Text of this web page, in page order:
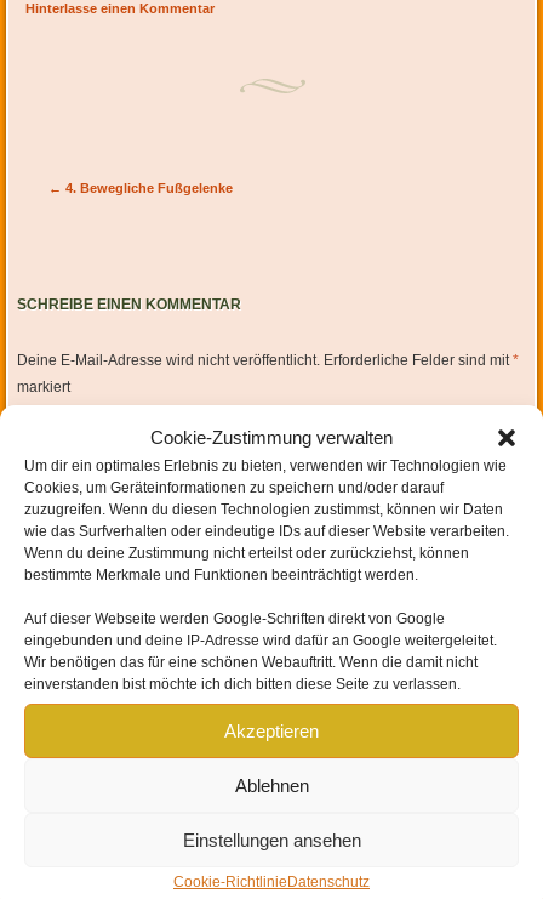
Cookie-Zustimmung verwalten
Um dir ein optimales Erlebnis zu bieten, verwenden wir Technologien wie
Cookies, um Geräteinformationen zu speichern und/oder darauf
zuzugreifen. Wenn du diesen Technologien zustimmst, können wir Daten
wie das Surfverhalten oder eindeutige IDs auf dieser Website verarbeiten.
Wenn du deine Zustimmung nicht erteilst oder zurückziehst, können
bestimmte Merkmale und Funktionen beeinträchtigt werden.
Auf dieser Webseite werden Google-Schriften direkt von Google
eingebunden und deine IP-Adresse wird dafür an Google weitergeleitet.
Wir benötigen das für eine schönen Webauftritt. Wenn die damit nicht
einverstanden bist möchte ich dich bitten diese Seite zu verlassen.
Akzeptieren
Ablehnen
Einstellungen ansehen
Cookie-Richtlinie Datenschutz
Hinterlasse einen Kommentar
Artikel-Navigation
← 4. Bewegliche Fußgelenke
SCHREIBE EINEN KOMMENTAR
Deine E-Mail-Adresse wird nicht veröffentlicht. Erforderliche Felder sind mit*
markiert
Name*
Speicherung und Verarbeitung deiner Daten durch diese Website